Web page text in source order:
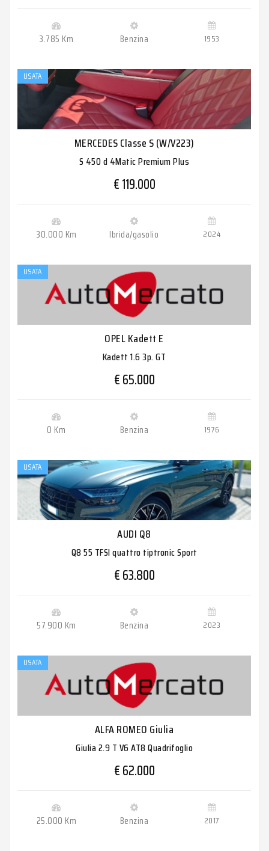
3.785 Km Benzina 1953
USATA
MERCEDES Classe S (W/V223)
S 450 d 4Matic Premium Plus
€ 119.000
30.000 Km Ibrida/gasolio 2024
USATA
OPEL Kadett E
Kadett 1.6 3p. GT
€ 65.000
0 Km Benzina 1976
USATA
AUDI Q8
Q8 55 TFSI quattro tiptronic Sport
€ 63.800
57.900 Km Benzina 2023
USATA
ALFA ROMEO Giulia
Giulia 2.9 T V6 AT8 Quadrifoglio
€ 62.000
25.000 Km Benzina 2017